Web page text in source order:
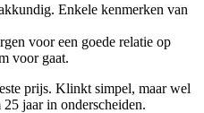
Enkele kenmerken van
voor een goede relatie op
voor gaat.
prijs. Klinkt simpel, maar wel
jaar in onderscheiden.